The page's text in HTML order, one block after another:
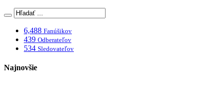
6,488 Fanúšikov
439 Odberateľov
534 Sledovateľov
Najnovšie